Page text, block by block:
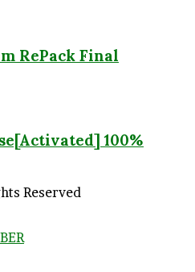
RePack Final
100%
Reserved